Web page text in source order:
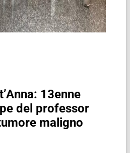
13enne
del professor
maligno